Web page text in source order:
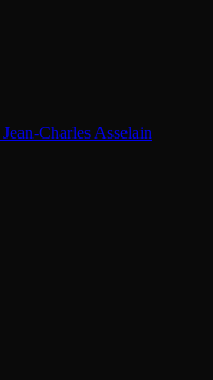
Jean-Charles Asselain